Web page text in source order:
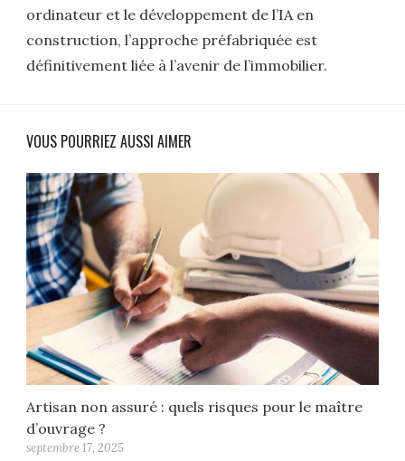
ordinateur et le développement de l’IA en
construction, l’approche préfabriquée est
définitivement liée à l’avenir de l’immobilier.
VOUS POURRIEZ AUSSI AIMER
Artisan non assuré : quels risques pour le maître
d’ouvrage ?
septembre 17, 2025